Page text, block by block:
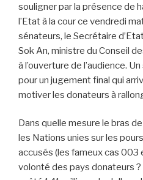
souligner par la présence de
l’Etat à la cour ce vendredi
sénateurs, le Secrétaire
Sok An, ministre du Conseil
à l’ouverture de l’audience.
pour un jugement final qui
motiver les donateurs à
Dans quelle mesure le bras
les Nations unies sur les
accusés (les fameux cas
volonté des pays donateurs